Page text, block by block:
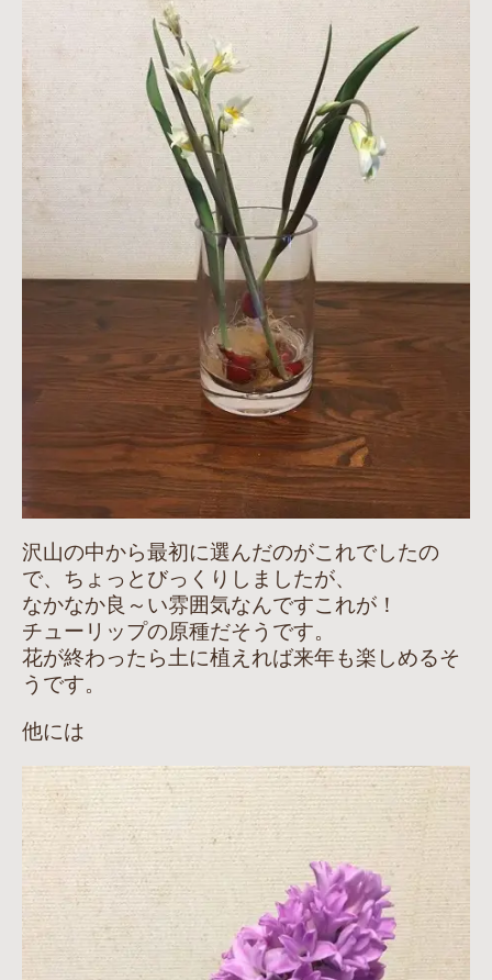
沢山の中から最初に選んだのがこれでしたの
で、ちょっとびっくりしましたが、
なかなか良～い雰囲気なんですこれが！
チューリップの原種だそうです。
花が終わったら土に植えれば来年も楽しめるそ
うです。
他には